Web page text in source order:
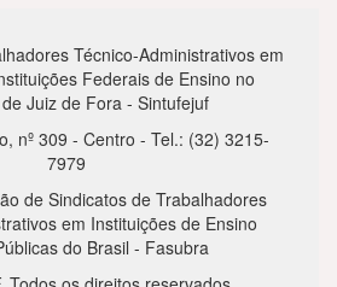
Técnico-Administrativos em
Federais de Ensino no
Juiz de Fora - Sintufejuf
nº 309 - Centro - Tel.: (32) 3215-
7979
de Sindicatos de Trabalhadores
em Instituições de Ensino
do Brasil - Fasubra